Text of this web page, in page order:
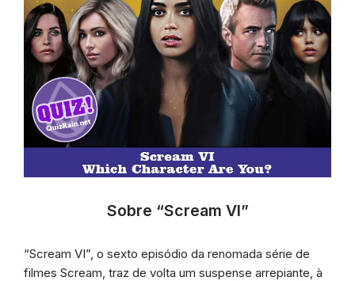
Sobre “Scream VI”
“Scream VI”, o sexto episódio da renomada série de
filmes Scream, traz de volta um suspense arrepiante, à